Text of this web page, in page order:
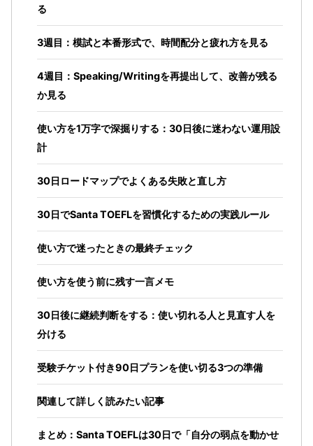
る
3週目：模試と本番形式で、時間配分と疲れ方を見る
4週目：Speaking/Writingを再提出して、改善が残る
か見る
使い方を1万字で深掘りする：30日後に迷わない運用設
計
30日ロードマップでよくある失敗と直し方
30日でSanta TOEFLを習慣化するための実践ルール
使い方で迷ったときの最終チェック
使い方を使う前に残す一言メモ
30日後に継続判断をする：使い切れる人と見直す人を
分ける
受験チケット付き90日プランを使い切る3つの準備
関連して詳しく読みたい記事
まとめ：Santa TOEFLは30日で「自分の弱点を動かせ